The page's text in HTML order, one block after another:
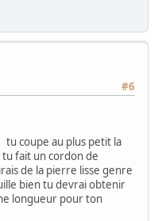
#6
coupe au plus petit la
fait un cordon de
de la pierre lisse genre
bien tu devrai obtenir
longueur pour ton